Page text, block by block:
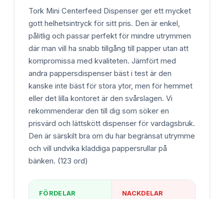
Tork Mini Centerfeed Dispenser ger ett mycket
gott helhetsintryck för sitt pris. Den är enkel,
pålitlig och passar perfekt för mindre utrymmen
där man vill ha snabb tillgång till papper utan att
kompromissa med kvaliteten. Jämfört med
andra pappersdispenser bäst i test är den
kanske inte bäst för stora ytor, men för hemmet
eller det lilla kontoret är den svårslagen. Vi
rekommenderar den till dig som söker en
prisvärd och lättskött dispenser för vardagsbruk.
Den är särskilt bra om du har begränsat utrymme
och vill undvika kladdiga pappersrullar på
bänken. (123 ord)
FÖRDELAR NACKDELAR